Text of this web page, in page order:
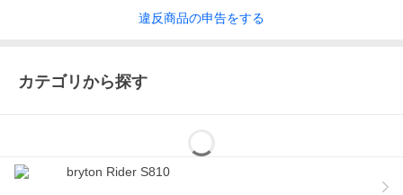
違反商品の申告をする
カテゴリから探す
bryton Rider S810